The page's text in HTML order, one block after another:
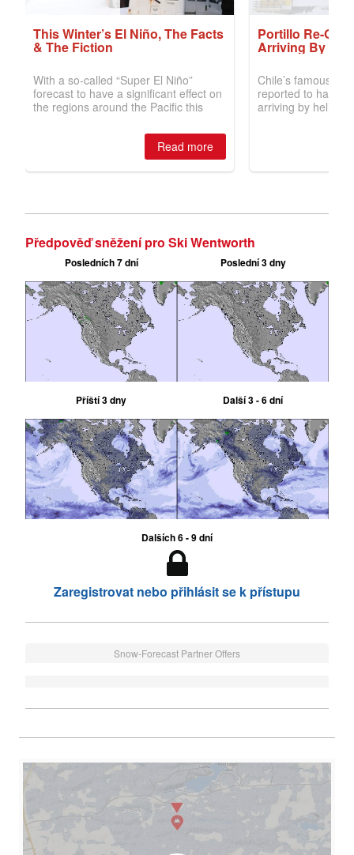
Předpověď sněžení pro Ski Wentworth
Posledních 7 dní Poslední 3 dny
Příští 3 dny Další 3 - 6 dní
Dalších 6 - 9 dní
Zaregistrovat nebo přihlásit se k přístupu
Snow-Forecast Partner Offers